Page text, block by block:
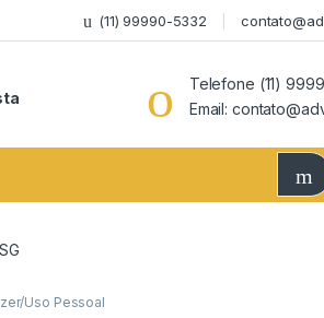
(11) 99990-5332
Telefone (11)
Email:
Uso Pessoal